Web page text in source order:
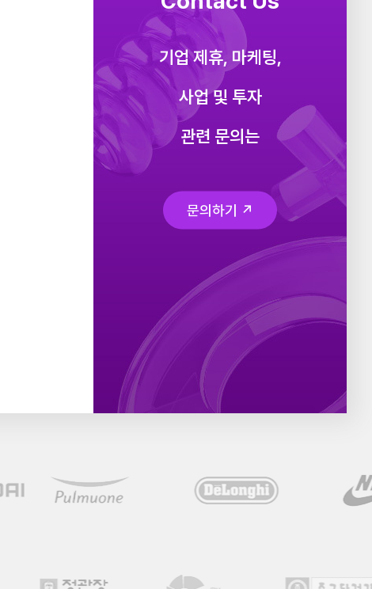
기업 제휴, 마케팅,
사업 및 투자
관련 문의는
문의하기 ↗